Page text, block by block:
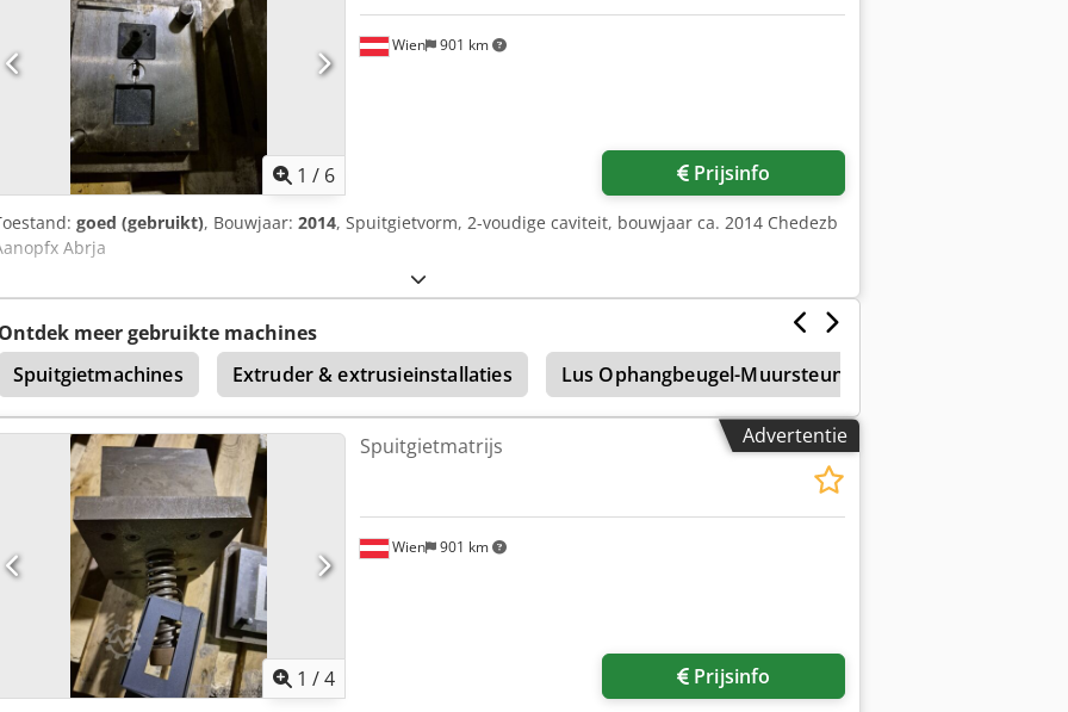
1 / 6
Wien 901 km
Prijsinfo
goed (gebruikt), Bouwjaar: 2014, Spuitgietvorm, 2-voudige caviteit, bouwjaar ca. 2014 Chedezb
Abrja
Ontdek meer gebruikte machines
Spuitgietmachines
Extruder & extrusieinstallaties Lus Ophangbeugel-Muursteun
Advertentie
1 /4
Wien 901 km
Spuitgietmatrijs
Prijsinfo